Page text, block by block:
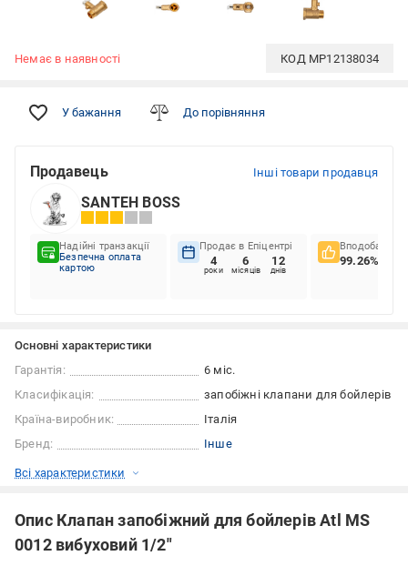
Немає в наявності КОД MP12138034
У бажання До порівняння
Продавець Інші товари продавця
SANTEH BOSS
Надійні транзакції
Безпечна оплата
картою
Продає в Епіцентрі
4
роки
6
місяців
12
днів
Вподобання
99.26%
Основні характеристики
Гарантія:
6 міс.
Класифікація:
запобіжні клапани для бойлерів
Країна-виробник:
Італія
Бренд:
Інше
Всі характеристики
Опис Клапан запобіжний для бойлерів Atl MS
0012 вибуховий 1/2"